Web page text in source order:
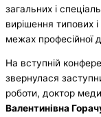
загальних і
вирішення типових
межах професійної
На вступній
звернулася
роботи, доктор
Валентинівна